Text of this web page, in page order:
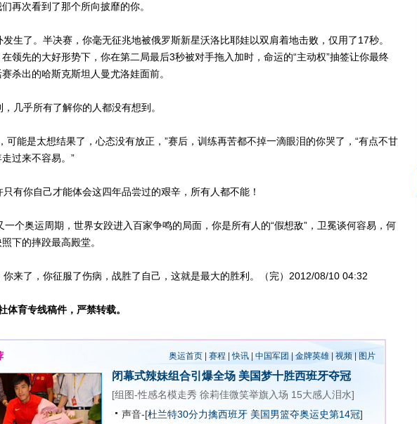
再次看到了那个所向披靡的你。
生了。半决赛，你毫无征兆地被俄罗斯新星沃洛比耶娃以双肩着地击败，仅用了17秒。
领先的大好形势下，你在第二局最后3秒被对手拖入加时，命运的“主动权”抽签让你最终
杀出的哈斯克斯坦人曼尤洛娃面前。
几乎所有了解你的人都没有想到。
可能是太想结果了，心态没有放正，”赛后，训练再苦都不掉一滴眼泪的你哭了，“有点不甘
过来不容易。”
有你自己才能体会这四年品尝过的艰辛，所有人都不能！
个奥运周期，世界女跤进入百家争鸣的局面，你是所有人的“假想敌”，卫冕谈何容易，何
下的摔跤最高殿堂。
来了，你征服了伤病，战胜了自己，这就是最大的胜利。（完）2012/08/10 04:32
体育专线稿件，严禁转载。
奥运首页| 赛程 |快讯| 中国军团| 金牌英雄| 视频| 图片
闭幕式辣妹组合引爆全场 美国梦十胜西班牙夺冠
[组图-性感名模走秀 徐莉佳微笑举旗入场 15大感人泪水]
声音-[杜兰特30分力擒西班牙 美国男篮夺奥运史第14冠]